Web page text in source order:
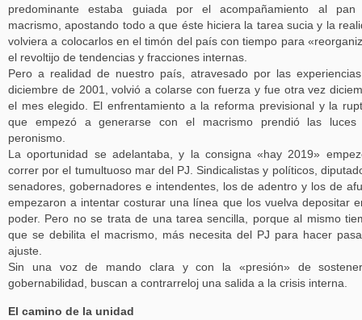
predominante estaba guiada por el acompañamiento al pan
macrismo, apostando todo a que éste hiciera la tarea sucia y la
volviera a colocarlos en el timón del país con tiempo para
el revoltijo de tendencias y fracciones internas.
Pero a realidad de nuestro país, atravesado por las
diciembre de 2001, volvió a colarse con fuerza y fue otra vez
el mes elegido. El enfrentamiento a la reforma previsional y la
que empezó a generarse con el macrismo prendió las luces
peronismo.
La oportunidad se adelantaba, y la consigna «hay 2019»
correr por el tumultuoso mar del PJ. Sindicalistas y políticos,
senadores, gobernadores e intendentes, los de adentro y los de
empezaron a intentar costurar una línea que los vuelva depositar
poder. Pero no se trata de una tarea sencilla, porque al mismo
que se debilita el macrismo, más necesita del PJ para hacer
ajuste.
Sin una voz de mando clara y con la «presión» de
gobernabilidad, buscan a contrarreloj una salida a la crisis interna.
El camino de la unidad